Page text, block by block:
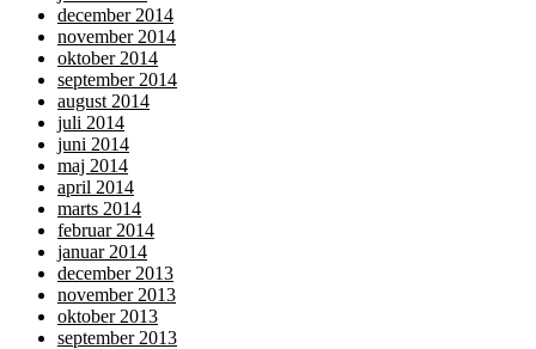
december 2014
november 2014
oktober 2014
september 2014
august 2014
juli 2014
juni 2014
maj 2014
april 2014
marts 2014
februar 2014
januar 2014
december 2013
november 2013
oktober 2013
september 2013